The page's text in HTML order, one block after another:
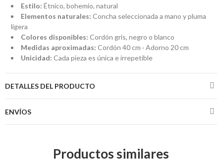
Estilo: Étnico, bohemio, natural
Elementos naturales: Concha seleccionada a mano y pluma
ligera
Colores disponibles: Cordón gris, negro o blanco
Medidas aproximadas: Cordón 40 cm · Adorno 20 cm
Unicidad: Cada pieza es única e irrepetible
DETALLES DEL PRODUCTO
ENVÍOS
Productos similares